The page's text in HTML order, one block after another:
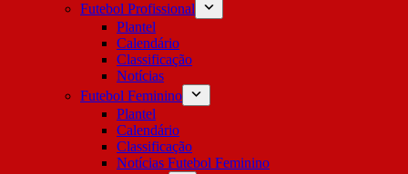
Futebol Profissional
Plantel
Calendário
Classificação
Notícias
Futebol Feminino
Plantel
Calendário
Classificação
Notícias Futebol Feminino